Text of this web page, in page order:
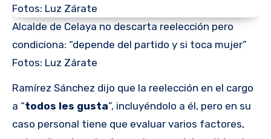
Alcalde de Celaya no descarta reelección pero
condiciona: “depende del partido y si toca mujer”
Fotos: Luz Zárate
Ramírez Sánchez dijo que la reelección en el cargo
a “todos les gusta”, incluyéndolo a él, pero en su
caso personal tiene que evaluar varios factores,